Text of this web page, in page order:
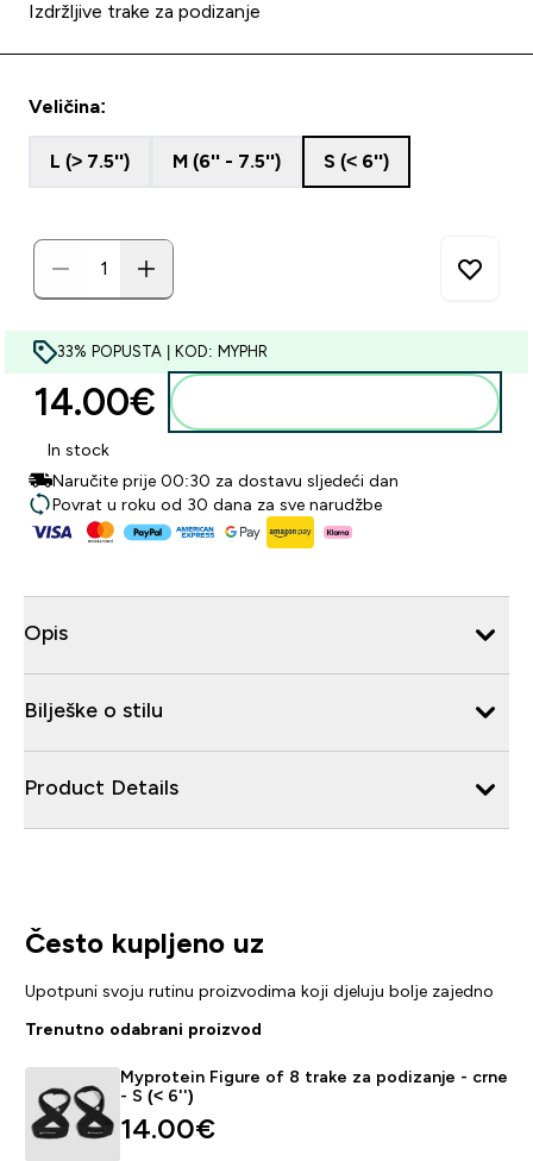
Izdržljive trake za podizanje
Veličina:
L (> 7.5'') M (6'' - 7.5'') S (< 6'')
33% POPUSTA | KOD: MYPHR
14.00€‎
In stock
Naručite prije 00:30 za dostavu sljedeći dan
Povrat u roku od 30 dana za sve narudžbe
Opis
Bilješke o stilu
Product Details
Često kupljeno uz
Upotpuni svoju rutinu proizvodima koji djeluju bolje zajedno
Trenutno odabrani proizvod
Myprotein Figure of 8 trake za podizanje - crne
- S (< 6'')
14.00€‎